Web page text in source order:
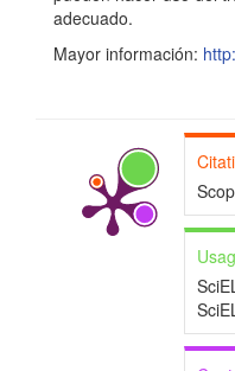
adecuado.
Mayor información: